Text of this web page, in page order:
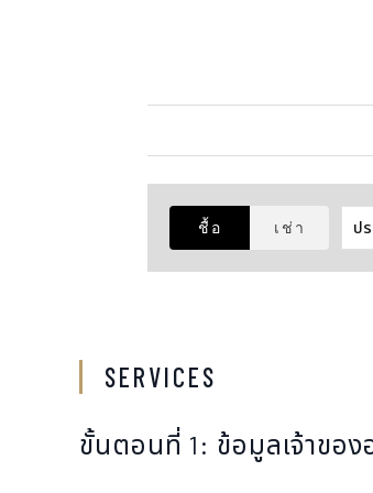
ชื้อ เช่า
SERVICES
ขั้นตอนที่ 1: ข้อมูลเจ้าของ